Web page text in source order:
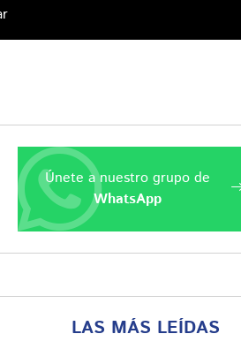
Únete a nuestro grupo de
WhatsApp
LAS MÁS LEÍDAS